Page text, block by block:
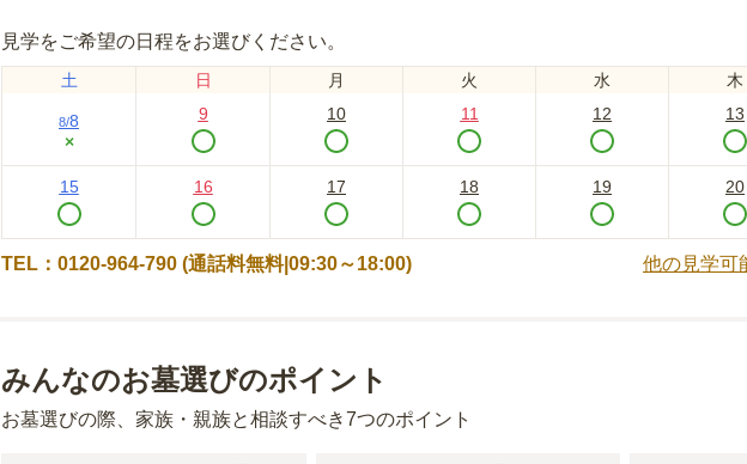
見学をご希望の日程をお選びください。
土 日 月 火 水 木
8/8
×
9 10 11 12 13
15 16 17 18 19 20
TEL：0120-964-790 (通話料無料|09:30～18:00) 他の見学可
みんなのお墓選びのポイント
お墓選びの際、家族・親族と相談すべき7つのポイント